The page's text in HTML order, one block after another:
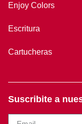
Enjoy Colors
Escritura
Cartucheras
Suscribite a